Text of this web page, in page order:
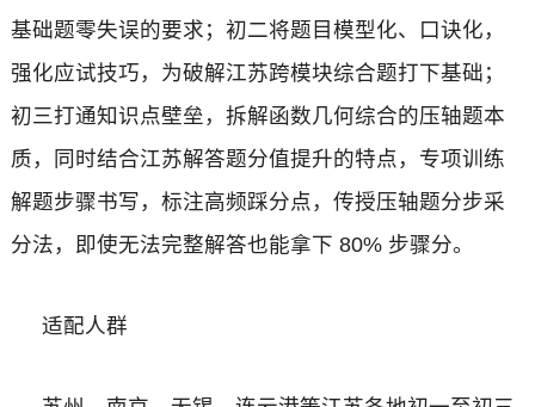
基础题零失误的要求；初二将题目模型化、口诀化，
强化应试技巧，为破解江苏跨模块综合题打下基础；
初三打通知识点壁垒，拆解函数几何综合的压轴题本
质，同时结合江苏解答题分值提升的特点，专项训练
解题步骤书写，标注高频踩分点，传授压轴题分步采
分法，即使无法完整解答也能拿下 80% 步骤分。
适配人群